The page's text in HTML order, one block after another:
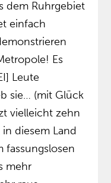
dem Ruhrgebiet
einfach
Es
Leute
sie… (mit Glück
vielleicht zehn
diesem Land
fassungslosen
mehr